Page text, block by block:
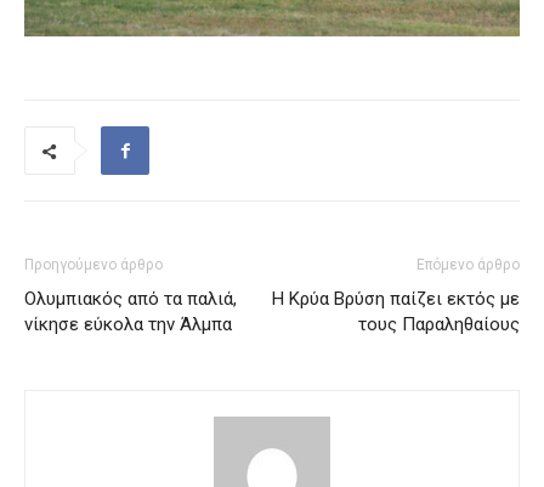
Προηγούμενο άρθρο
Ολυμπιακός από τα παλιά,
νίκησε εύκολα την Άλμπα
Επόμενο άρθρο
Η Κρύα Βρύση παίζει εκτός με
τους Παραληθαίους